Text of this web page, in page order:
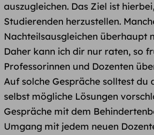
auszugleichen. Das Ziel ist
Studierenden herzustellen.
Nachteilsausgleichen überhaupt
Daher kann ich dir nur raten, so
Professorinnen und Dozenten
Auf solche Gespräche solltest du
selbst mögliche Lösungen
Gespräche mit dem
Umgang mit jedem neuen